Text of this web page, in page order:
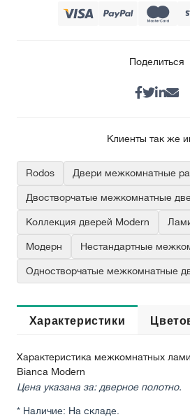
Поделиться
Клиенты так же
Rodos Двери межкомнатные
Двостворчатые межкомнатные
Коллекция дверей Modern
Модерн Нестандартные
Одностворчатые межкомнатные
Характеристики
Характеристика межкомнатных
Bianca Modern
Цена указана за: дверное полотно.
* Наличие: На складе.